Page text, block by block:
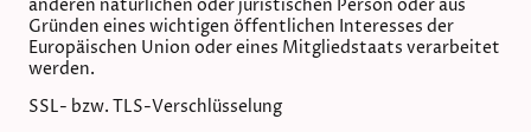
anderen natürlichen oder juristischen Person oder aus
Gründen eines wichtigen öffentlichen Interesses der
Europäischen Union oder eines Mitgliedstaats verarbeitet
werden.
SSL- bzw. TLS-Verschlüsselung